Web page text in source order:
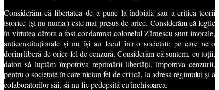
Considerăm că libertatea de a pune la îndoială sau a critica teorii
istorice (și nu numai) este mai presus de orice. Considerăm că legile
în virtutea cărora a fost condamnat colonelul Zărnescu sunt imorale,
anticonstituționale și nu își au locul într-o societate pe care ne-o
dorim liberă de orice fel de cenzură. Considerăm că suntem, cu toții,
datori să luptăm împotriva reprimării libertății, împotriva cenzurii,
pentru o societate în care niciun fel de critică, la adresa regimului și a
colaboratorilor săi, să nu fie pedepsită cu închisoarea.